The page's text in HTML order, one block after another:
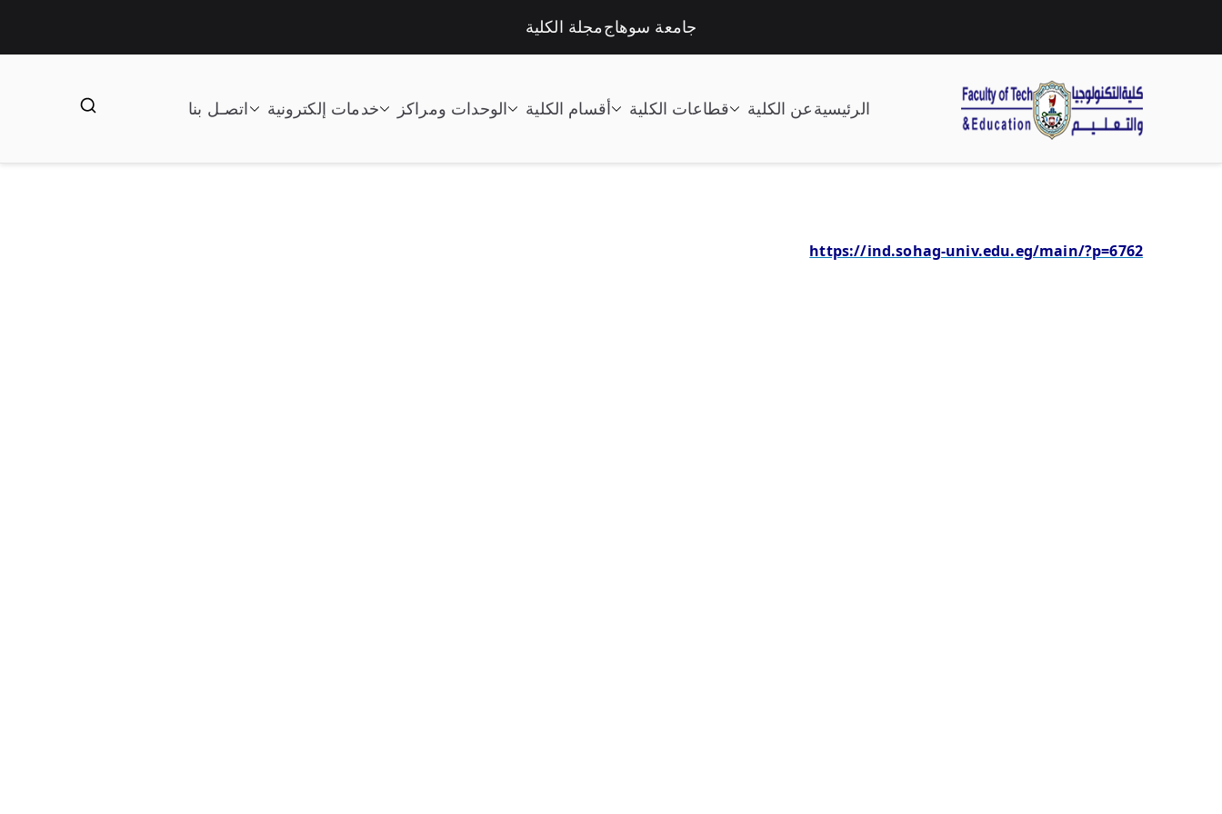
جامعة سوهاجمجلة الكلية
الرئيسية عن الكلية قطاعات الكلية أقسام الكلية الوحدات ومراكز خدمات إلكترونية اتصـل بنا
https://ind.sohag-univ.edu.eg/main/?p=6762